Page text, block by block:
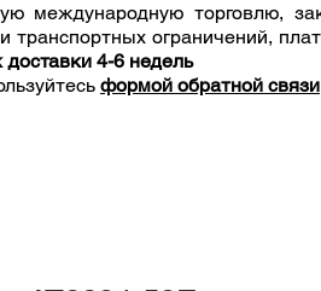
международную торговлю,
ограничений, п
4-6 недель
формой обратной связи